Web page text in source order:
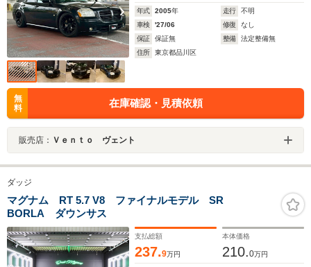
年式 2005年 走行
不明
車検
'27/06 修復
なし
保証
保証無 整備
法定整備無
住所
東京都品川区
無
料
在庫確認・見積依頼
販売店： Ｖｅｎｔｏ ヴェント
ダッジ
マグナム RT 5.7 V8 ファイナルモデル SR
BORLA ダウンサス
支払総額
237.9万円
本体価格
210.0万円